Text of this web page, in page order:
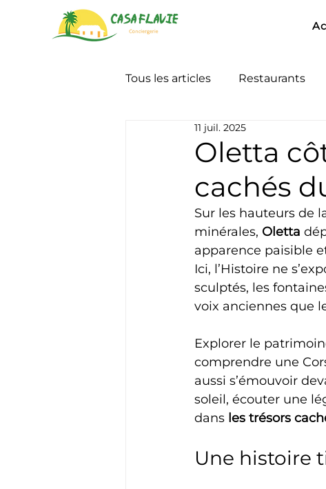
Tous les articles Restaurants
Oletta
cachés
11 juil. 2025
Sur les hauteurs de
minérales, Oletta
apparence paisible
Ici, l’Histoire ne
sculptés, les
voix anciennes que
Explorer le
comprendre une
aussi s’émouvoir
soleil, écouter une
dans les trésors
Une histoire